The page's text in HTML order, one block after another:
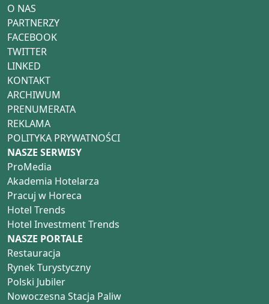
O NAS
PARTNERZY
FACEBOOK
TWITTER
LINKED
KONTAKT
ARCHIWUM
PRENUMERATA
REKLAMA
POLITYKA PRYWATNOŚCI
NASZE SERWISY
ProMedia
Akademia Hotelarza
Pracuj w Horeca
Hotel Trends
Hotel Investment Trends
NASZE PORTALE
Restauracja
Rynek Turystyczny
Polski Jubiler
Nowoczesna Stacja Paliw